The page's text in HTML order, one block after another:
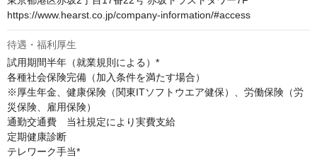
https://www.hearst.co.jp/company-information/#access
待遇・福利厚生
試用期間半年（就業規則による）*
各種社会保険完備（加入条件を満たす場合）
※厚生年金、健康保険（関東ITソフトウエア健保）、労働保険（労
災保険、雇用保険）
通勤交通費　当社規定により実費支給
定期健康診断
テレワーク手当*